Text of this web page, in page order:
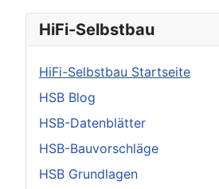
HiFi-Selbstbau
HiFi-Selbstbau Startseite
HSB Blog
HSB-Datenblätter
HSB-Bauvorschläge
HSB Grundlagen